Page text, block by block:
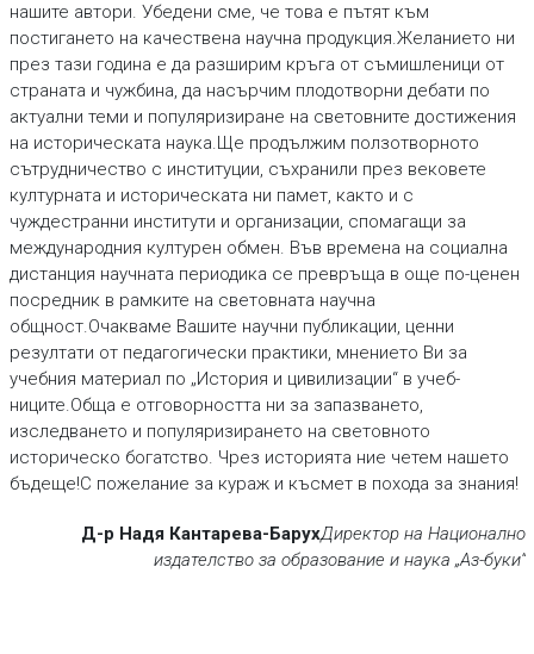
нашите автори. Убедени сме, че това е пътят към
постигането на качествена научна продукция.Желанието ни
през тази година е да разширим кръга от съмишленици от
страната и чужбина, да насърчим плодотворни дебати по
актуални теми и популяризиране на световните достижения
на историческата наука.Ще продължим ползотворното
сътрудничество с институции, съхранили през вековете
културната и историческата ни памет, както и с
чуждестранни институти и организации, спомагащи за
международния културен обмен. Във времена на социална
дистанция научната периодика се превръща в още по-ценен
посредник в рамките на световната научна
общност.Очакваме Вашите научни публикации, ценни
резултати от педагогически практики, мнението Ви за
учебния материал по „История и цивилизации“ в учеб­
ниците.Обща е отговорността ни за запазването,
изследването и популяризирането на световното
историческо богатство. Чрез историята ние четем нашето
бъдеще!С пожелание за кураж и късмет в похода за знания!
Д-р Надя Кантарева-БарухДиректор на Национално
издателство за образование и наука „Аз-буки“